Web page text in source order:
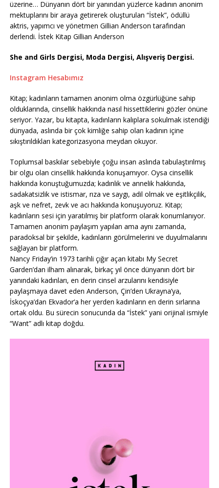
üzerine… Dünyanın dört bir yanından yüzlerce kadının anonim
mektuplarını bir araya getirerek oluşturulan “İstek”, ödüllü
aktris, yapımcı ve yönetmen Gillian Anderson tarafından
derlendi. İstek Kitap Gillian Anderson
She and Girls Dergisi, Moda Dergisi, Alışveriş Dergisi.
Instagram Hesabımız
Kitap; kadınların tamamen anonim olma özgürlüğüne sahip
olduklarında, cinsellik hakkında nasıl hissettiklerini gözler önüne
seriyor. Yazar, bu kitapta, kadınların kalıplara sokulmak istendiği
dünyada, aslında bir çok kimliğe sahip olan kadının içine
sıkıştırıldıkları kategorizasyona meydan okuyor.
Toplumsal baskılar sebebiyle çoğu insan aslında tabulaştırılmış
bir olgu olan cinsellik hakkında konuşamıyor. Oysa cinsellik
hakkında konuştuğumuzda; kadınlık ve annelik hakkında,
sadakatsizlik ve istismar, rıza ve saygı, adil olmak ve eşitlikçilik,
aşk ve nefret, zevk ve acı hakkında konuşuyoruz. Kitap;
kadınların sesi için yaratılmış bir platform olarak konumlanıyor.
Tamamen anonim paylaşım yapılan ama aynı zamanda,
paradoksal bir şekilde, kadınların görülmelerini ve duyulmalarını
sağlayan bir platform.
Nancy Friday’in 1973 tarihli çığır açan kitabı My Secret
Garden’dan ilham alınarak, birkaç yıl önce dünyanın dört bir
yanındaki kadınları, en derin cinsel arzularını kendisiyle
paylaşmaya davet eden Anderson, Çin’den Ukrayna’ya,
İskoçya’dan Ekvador’a her yerden kadınların en derin sırlarına
ortak oldu. Bu sürecin sonucunda da “İstek” yani orijinal ismiyle
“Want” adlı kitap doğdu.